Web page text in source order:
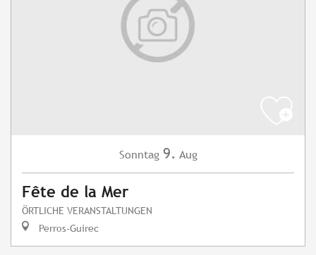
Sonntag 9. Aug
Fête de la Mer
ÖRTLICHE VERANSTALTUNGEN
Perros-Guirec